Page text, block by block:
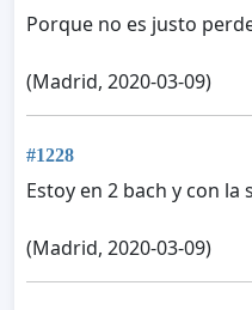
Porque no es justo
(Madrid, 2020-03-09)
#1228
Estoy en 2 bach y con
(Madrid, 2020-03-09)